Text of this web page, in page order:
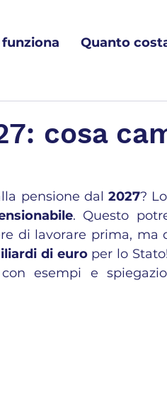
Quanto
cosa
pensione dal 2027?
. Questo
di lavorare prima, ma
di euro per lo
esempi e